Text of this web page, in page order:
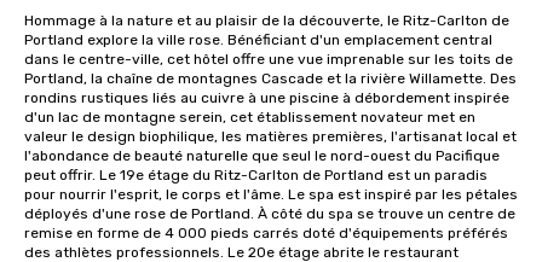
Hommage à la nature et au plaisir de la découverte, le Ritz-Carlton de
Portland explore la ville rose. Bénéficiant d'un emplacement central
dans le centre-ville, cet hôtel offre une vue imprenable sur les toits de
Portland, la chaîne de montagnes Cascade et la rivière Willamette. Des
rondins rustiques liés au cuivre à une piscine à débordement inspirée
d'un lac de montagne serein, cet établissement novateur met en
valeur le design biophilique, les matières premières, l'artisanat local et
l'abondance de beauté naturelle que seul le nord-ouest du Pacifique
peut offrir. Le 19e étage du Ritz-Carlton de Portland est un paradis
pour nourrir l'esprit, le corps et l'âme. Le spa est inspiré par les pétales
déployés d'une rose de Portland. À côté du spa se trouve un centre de
remise en forme de 4 000 pieds carrés doté d'équipements préférés
des athlètes professionnels. Le 20e étage abrite le restaurant